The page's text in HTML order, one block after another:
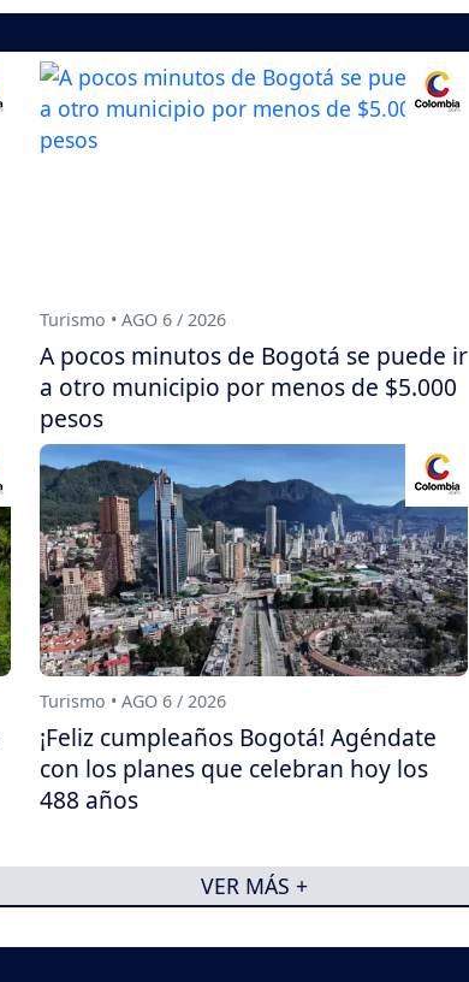
Turismo • AGO 6 / 2026
A pocos minutos de Bogotá se puede ir
a otro municipio por menos de $5.000
pesos
Turismo • AGO 6 / 2026
¡Feliz cumpleaños Bogotá! Agéndate
con los planes que celebran hoy los
488 años
VER MÁS +